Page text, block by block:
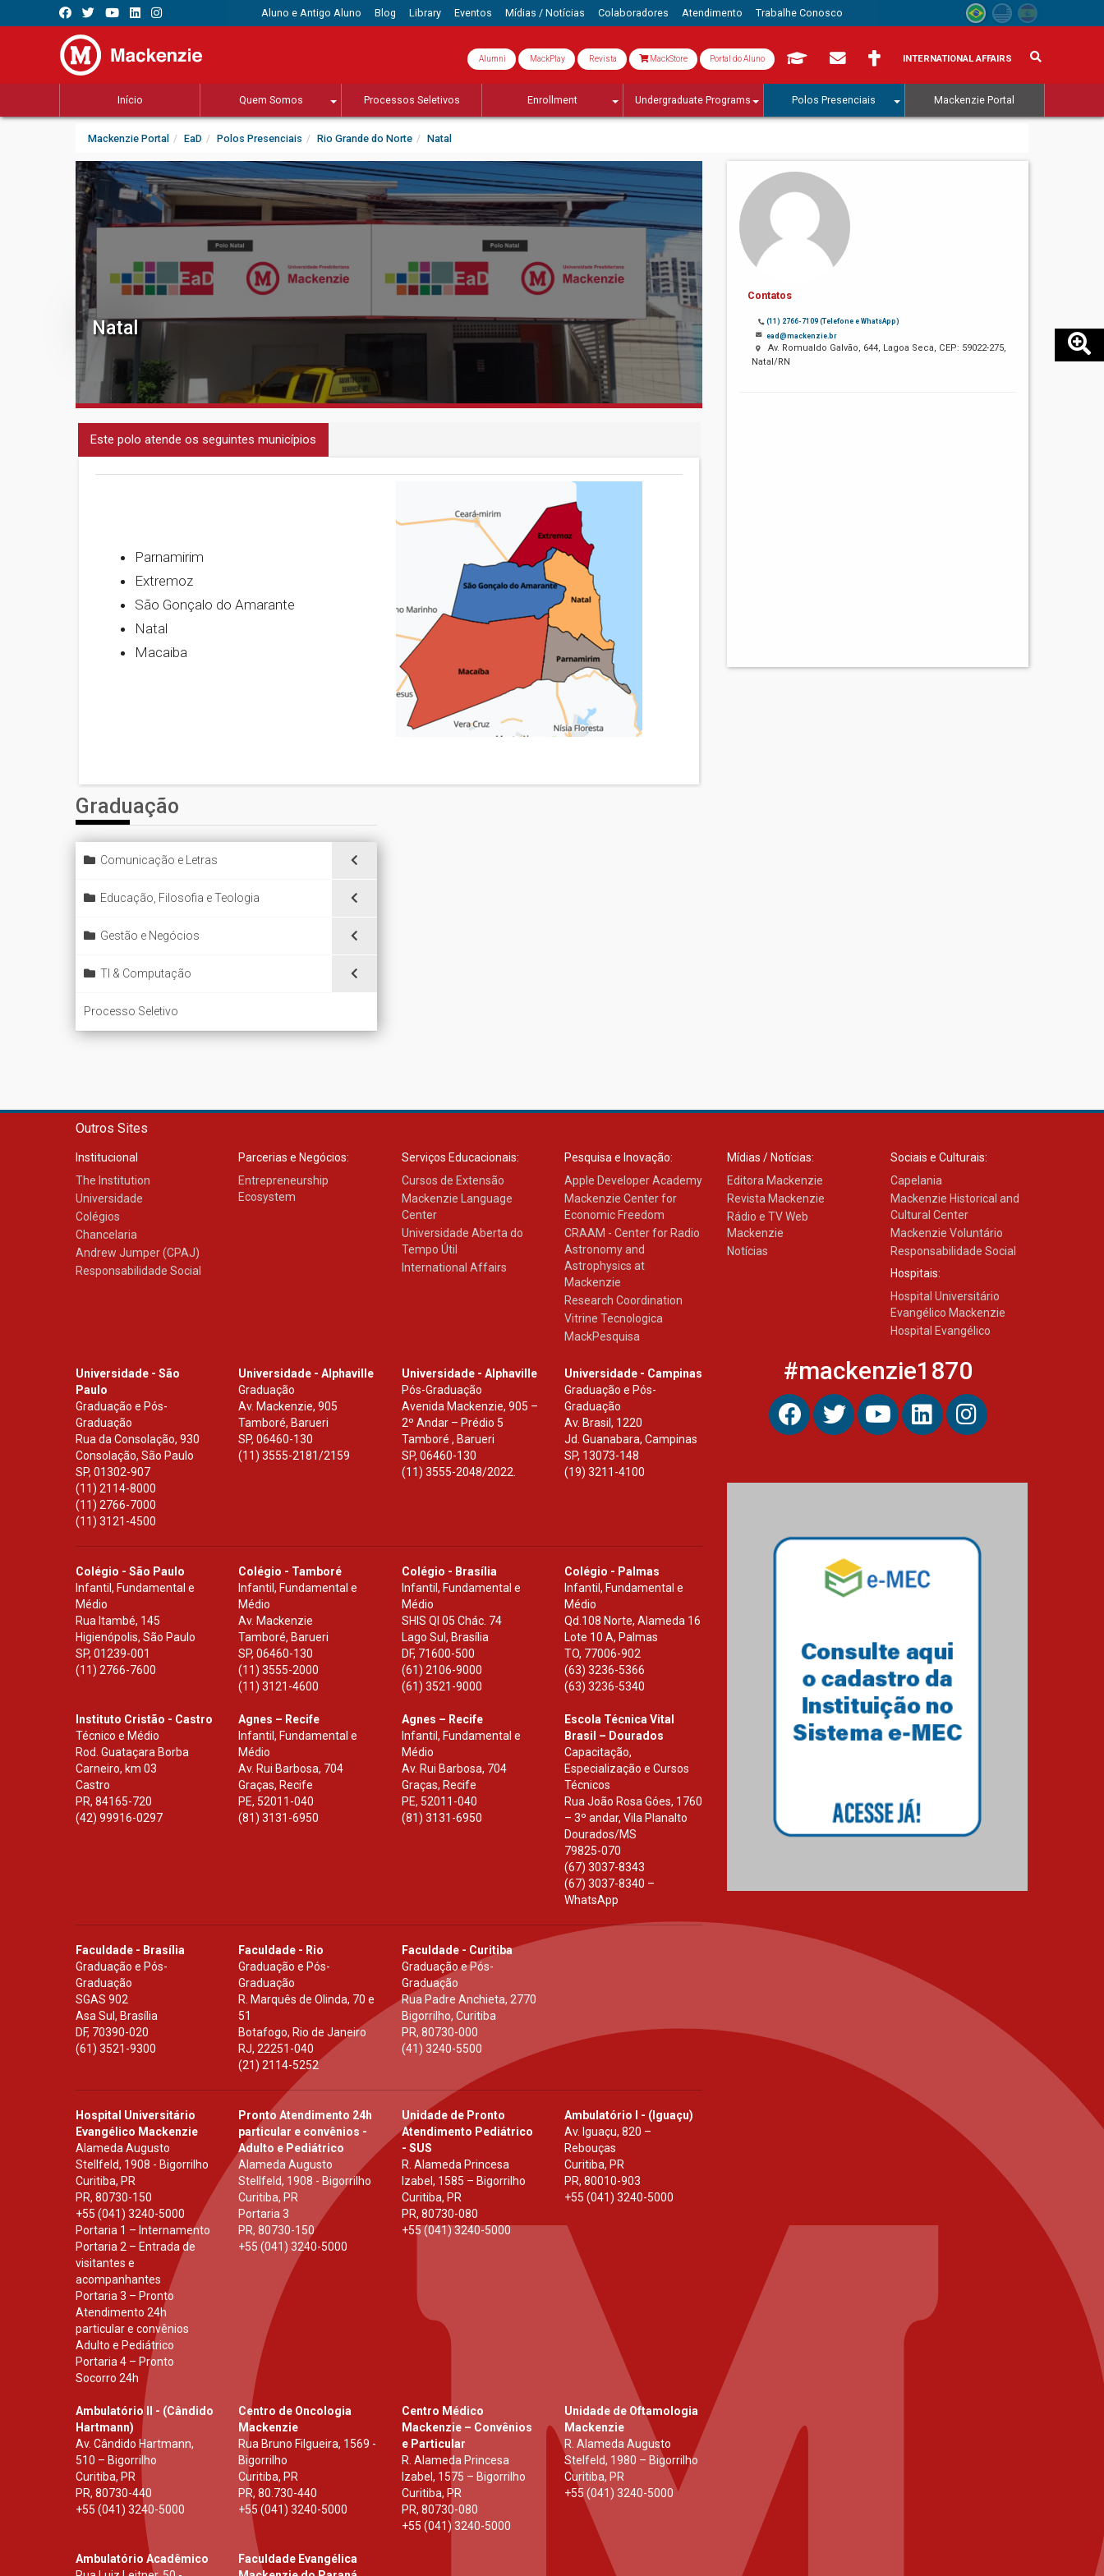
Aluno e Antigo Aluno Blog Library Eventos Mídias / Notícias Colaboradores Atendimento Trabalhe Conosco
Alumni MackPlay Revista MackStore Portal do Aluno INTERNATIONAL AFFAIRS
Início Quem Somos Processos Seletivos Enrollment Undergraduate Programs Polos Presenciais Mackenzie Portal
Mackenzie Portal EaD Polos Presenciais Rio Grande do Norte Natal
Natal
Este polo atende os seguintes municípios
Parnamirim
Extremoz
São Gonçalo do Amarante
Natal
Macaiba
Graduação
Comunicação e Letras
Educação, Filosofia e Teologia
Gestão e Negócios
TI & Computação
Processo Seletivo
Contatos
(11) 2766-7109 (Telefone e WhatsApp)
ead@mackenzie.br
Av. Romualdo Galvão, 644, Lagoa Seca, CEP: 59022-275,
Natal/RN
Outros Sites
Institucional
The Institution
Universidade
Colégios
Chancelaria
Andrew Jumper (CPAJ)
Responsabilidade Social
Parcerias e Negócios:
Entrepreneurship
Ecosystem
Serviços Educacionais:
Cursos de Extensão
Mackenzie Language
Center
Universidade Aberta do
Tempo Útil
International Affairs
Pesquisa e Inovação:
Apple Developer Academy
Mackenzie Center for
Economic Freedom
CRAAM - Center for Radio
Astronomy and
Astrophysics at
Mackenzie
Research Coordination
Vitrine Tecnologica
MackPesquisa
Mídias / Notícias:
Editora Mackenzie
Revista Mackenzie
Rádio e TV Web
Mackenzie
Notícias
Sociais e Culturais:
Capelania
Mackenzie Historical and
Cultural Center
Mackenzie Voluntário
Responsabilidade Social
Hospitais:
Hospital Universitário
Evangélico Mackenzie
Hospital Evangélico
Universidade - São
Paulo
Graduação e Pós-
Graduação
Rua da Consolação, 930
Consolação, São Paulo
SP, 01302-907
(11) 2114-8000
(11) 2766-7000
(11) 3121-4500
Universidade - Alphaville
Graduação
Av. Mackenzie, 905
Tamboré, Barueri
SP,06460-130
(11) 3555-2181/2159
Universidade - Alphaville
Pós-Graduação
Avenida Mackenzie, 905 –
2º Andar – Prédio 5
Tamboré , Barueri
SP, 06460-130
(11) 3555-2048/2022.
Universidade - Campinas
Graduação e Pós-
Graduação
Av. Brasil, 1220
Jd. Guanabara, Campinas
SP, 13073-148
(19) 3211-4100
Colégio - São Paulo
Infantil, Fundamental e
Médio
Rua Itambé, 145
Higienópolis, São Paulo
SP, 01239-001
(11) 2766-7600
Colégio - Tamboré
Infantil, Fundamental e
Médio
Av. Mackenzie
Tamboré, Barueri
SP,06460-130
(11) 3555-2000
(11) 3121-4600
Colégio - Brasília
Infantil, Fundamental e
Médio
SHIS Ql 05 Chác. 74
Lago Sul, Brasília
DF, 71600-500
(61) 2106-9000
(61) 3521-9000
Colégio - Palmas
Infantil, Fundamental e
Médio
Qd.108 Norte, Alameda 16
Lote 10 A, Palmas
TO, 77006-902
(63) 3236-5366
(63) 3236-5340
Instituto Cristão - Castro
Técnico e Médio
Rod. Guataçara Borba
Carneiro, km 03
Castro
PR, 84165-720
(42) 99916-0297
Agnes – Recife
Infantil, Fundamental e
Médio
Av. Rui Barbosa, 704
Graças, Recife
PE, 52011-040
(81) 3131-6950
Agnes – Recife
Infantil, Fundamental e
Médio
Av. Rui Barbosa, 704
Graças, Recife
PE, 52011-040
(81) 3131-6950
Escola Técnica Vital
Brasil – Dourados
Capacitação,
Especialização e Cursos
Técnicos
Rua João Rosa Góes, 1760
– 3º andar, Vila Planalto
Dourados/MS
79825-070
(67) 3037-8343
(67) 3037-8340 –
WhatsApp
Faculdade - Brasília
Graduação e Pós-
Graduação
SGAS 902
Asa Sul, Brasília
DF, 70390-020
(61) 3521-9300
Faculdade - Rio
Graduação e Pós-
Graduação
R. Marquês de Olinda, 70 e
51
Botafogo, Rio de Janeiro
RJ,22251-040
(21) 2114-5252
Faculdade - Curitiba
Graduação e Pós-
Graduação
Rua Padre Anchieta, 2770
Bigorrilho, Curitiba
PR, 80730-000
(41) 3240-5500
Hospital Universitário
Evangélico Mackenzie
Alameda Augusto
Stellfeld, 1908 - Bigorrilho
Curitiba, PR
PR, 80730-150
+55 (041) 3240-5000
Portaria 1 – Internamento
Portaria 2 – Entrada de
visitantes e
acompanhantes
Portaria 3 – Pronto
Atendimento 24h
particular e convênios
Adulto e Pediátrico
Portaria 4 – Pronto
Socorro 24h
Pronto Atendimento 24h
particular e convênios -
Adulto e Pediátrico
Alameda Augusto
Stellfeld, 1908 - Bigorrilho
Curitiba, PR
Portaria 3
PR,80730-150
+55 (041) 3240-5000
Unidade de Pronto
Atendimento Pediátrico
- SUS
R. Alameda Princesa
Izabel, 1585 – Bigorrilho
Curitiba, PR
PR, 80730-080
+55 (041) 3240-5000
Ambulatório I - (Iguaçu)
Av. Iguaçu, 820 –
Rebouças
Curitiba, PR
PR, 80010-903
+55 (041) 3240-5000
Ambulatório II - (Cândido
Hartmann)
Av. Cândido Hartmann,
510 – Bigorrilho
Curitiba, PR
PR, 80730-440
+55 (041) 3240-5000
Centro de Oncologia
Mackenzie
Rua Bruno Filgueira, 1569 -
Bigorrilho
Curitiba, PR
PR,80.730-440
+55 (041) 3240-5000
Centro Médico
Mackenzie – Convênios
e Particular
R. Alameda Princesa
Izabel, 1575 – Bigorrilho
Curitiba, PR
PR, 80730-080
+55 (041) 3240-5000
Unidade de Oftamologia
Mackenzie
R. Alameda Augusto
Stelfeld, 1980 – Bigorrilho
Curitiba, PR
+55 (041) 3240-5000
Ambulatório Acadêmico
Faculdade Evangélica
#mackenzie1870